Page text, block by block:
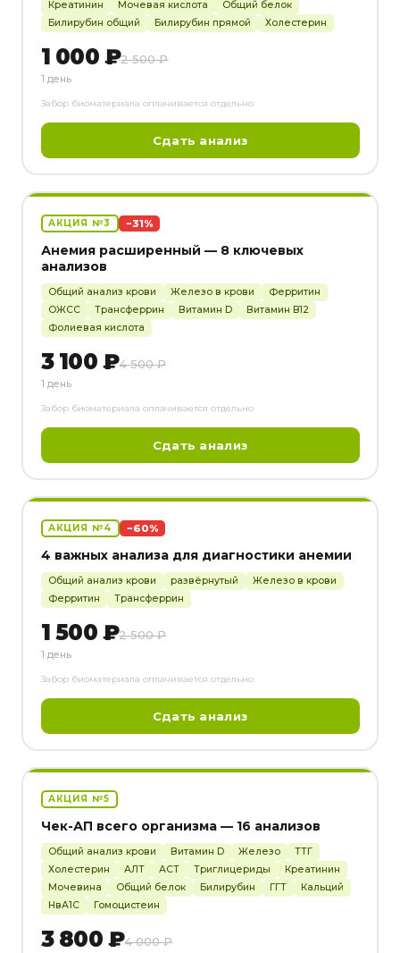
Креатинин
Мочевая кислота
Общий белок
Билирубин общий
Билирубин прямой Холестерин
1 000 ₽2 500 ₽
1 день
Забор биоматериала оплачивается отдельно
Сдать анализ
АКЦИЯ №3 −31%
Анемия расширенный — 8 ключевых
анализов
Общий анализ крови Железо в крови
Ферритин
ОЖСС
Трансферрин Витамин D
Витамин B12
Фолиевая кислота
3 100 ₽4 500 ₽
1 день
Забор биоматериала оплачивается отдельно
Сдать анализ
АКЦИЯ №4 −60%
4 важных анализа для диагностики анемии
Общий анализ крови развёрнутый
Железо в крови
Ферритин
Трансферрин
1 500 ₽2 500 ₽
1 день
Забор биоматериала оплачивается отдельно
Сдать анализ
АКЦИЯ №5
Чек-АП всего организма — 16 анализов
Общий анализ крови Витамин D Железо
ТТГ
Холестерин
АЛТ АСТ Триглицериды
Креатинин
Мочевина
Общий белок Билирубин ГГТ
Кальций
HвА1С
Гомоцистеин
3 800 ₽4 000 ₽